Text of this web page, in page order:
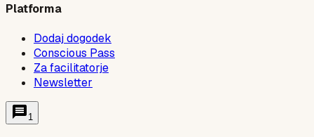
Platforma
Dodaj dogodek
Conscious Pass
Za facilitatorje
Newsletter
1